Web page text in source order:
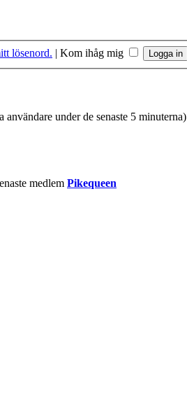
lösenord. | Kom ihåg mig
under de senaste 5 minuterna)
medlem Pikequeen